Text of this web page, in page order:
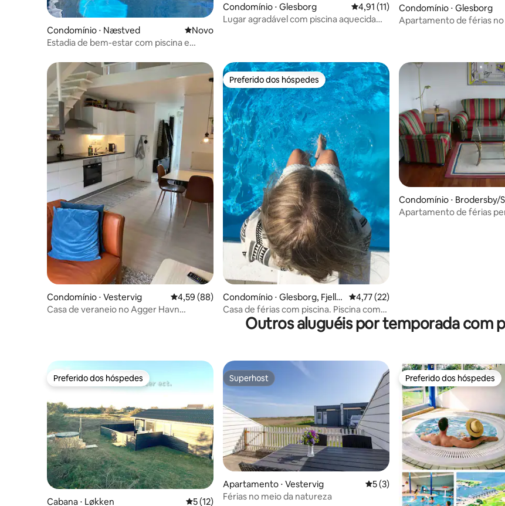
Condomínio ⋅ Næstved Novo lugar para ficar
Novo
Estadia de bem-estar com piscina e
Condomínio ⋅ Glesborg 4,91 de uma avaliação média de 5, 11
4,91 (11)
Lugar agradável com piscina aquecida
Condomínio ⋅ Glesborg
Apartamento de férias
Condomínio ⋅ Vestervig 4,59 de uma avaliação média de 5, 88 avaliações
4,59 (88)
Casa de veraneio no Agger Havn
Preferido dos hóspedes
Preferido dos hóspedes
Condomínio ⋅ Glesborg, Fjelle
rup Strand
4,77 de uma avaliação média de 5, 22
4,77 (22)
Casa de férias com piscina. Piscina com
aquecimento solar.
Condomínio ⋅ Brodersby/
önhagen
Apartamento de férias
Outros aluguéis por temporada com
Preferido dos hóspedes
Preferido dos hóspedes
Cabana ⋅ Løkken 5 de uma avaliação média de 5, 12 avaliações
5 (12)
Superhost
Superhost
Apartamento ⋅ Vestervig 5 de uma avaliação média de 5, 3
5 (3)
Férias no meio da natureza
Preferido dos hóspedes
Preferido dos hóspedes